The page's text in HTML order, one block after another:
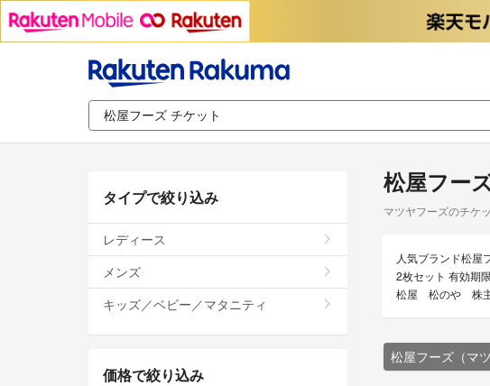
松屋フー
マツヤフーズのチケ
人気ブランド松屋
2枚セット 有効期
松屋 松のや 株主
松屋フーズ（マ
タイプで絞り込み
レディース
メンズ
キッズ／ベビー／マタニティ
価格で絞り込み